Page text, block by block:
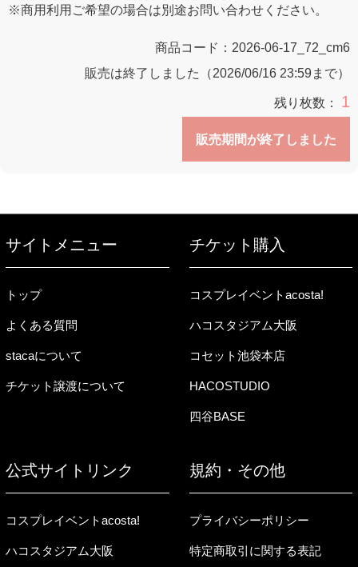
※商用利用ご希望の場合は別途お問い合わせください。
商品コード： 2026-06-17_72_cm6
販売は終了しました（2026/06/16 23:59まで）
残り枚数： 1
販売期間が終了しました
サイトメニュー
トップ
よくある質問
stacaについて
チケット譲渡について
チケット購入
コスプレイベントacosta!
ハコスタジアム大阪
コセット池袋本店
HACOSTUDIO
四谷BASE
公式サイトリンク
コスプレイベントacosta!
ハコスタジアム大阪
規約・その他
プライバシーポリシー
特定商取引に関する表記